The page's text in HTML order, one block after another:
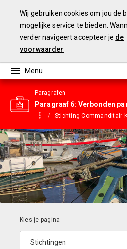
Wij gebruiken cookies om jou de
mogelijke service te bieden.
verder navigeert accepteer je de
voorwaarden
Paragrafen
Paragraaf 6: Verbonden
Stichting Commanditair